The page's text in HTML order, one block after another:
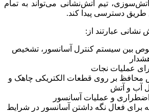
تیم آتش‌نشانی می‌تواند به تمام
طریق دسترسی پیدا کند.
عبارتند از:
بین سیستم کنترل آسانسور، تشخیص
عملیات نجات
محافظ بر روی قطعات الکتریکی چاهک و
آب و آتش
و عملیات آسانسور
برای فعال نگه داشتن آسانسور در شرایط